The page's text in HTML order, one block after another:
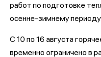
работ по подготовке
осенне-зимнему периоду.
С 10 по 16 августа
временно ограничено в